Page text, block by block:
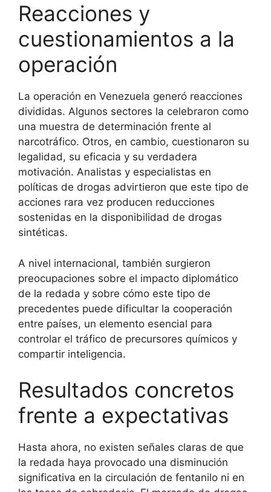
Reacciones y
cuestionamientos a la
operación
La operación en Venezuela generó reacciones
divididas. Algunos sectores la celebraron como
una muestra de determinación frente al
narcotráfico. Otros, en cambio, cuestionaron su
legalidad, su eficacia y su verdadera
motivación. Analistas y especialistas en
políticas de drogas advirtieron que este tipo de
acciones rara vez producen reducciones
sostenidas en la disponibilidad de drogas
sintéticas.
A nivel internacional, también surgieron
preocupaciones sobre el impacto diplomático
de la redada y sobre cómo este tipo de
precedentes puede dificultar la cooperación
entre países, un elemento esencial para
controlar el tráfico de precursores químicos y
compartir inteligencia.
Resultados concretos
frente a expectativas
Hasta ahora, no existen señales claras de que
la redada haya provocado una disminución
significativa en la circulación de fentanilo ni en